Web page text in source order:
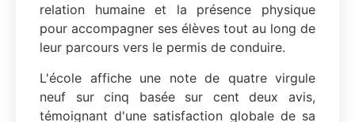
relation humaine et la présence physique
pour accompagner ses élèves tout au long de
leur parcours vers le permis de conduire.
L'école affiche une note de quatre virgule
neuf sur cinq basée sur cent deux avis,
témoignant d'une satisfaction globale de sa